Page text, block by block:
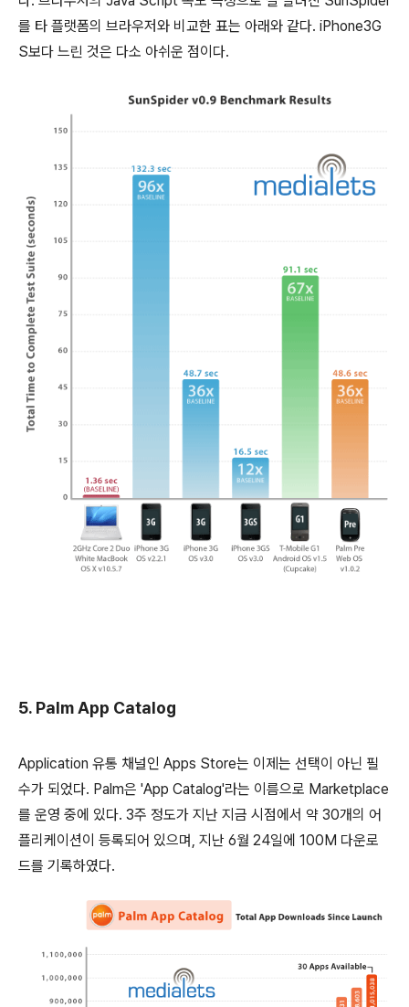
를 타 플랫폼의 브라우저와 비교한 표는 아래와 같다. iPhone3G
S보다 느린 것은 다소 아쉬운 점이다.
5. Palm App Catalog
Application 유통 채널인 Apps Store는 이제는 선택이 아닌 필
수가 되었다. Palm은 'App Catalog'라는 이름으로 Marketplace
를 운영 중에 있다. 3주 정도가 지난 지금 시점에서 약 30개의 어
플리케이션이 등록되어 있으며, 지난 6월 24일에 100M 다운로
드를 기록하였다.